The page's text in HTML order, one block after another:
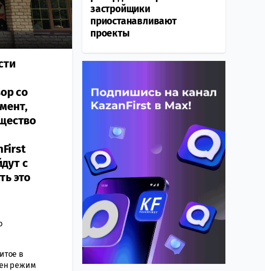
со
с
это
в
режим
застройщики
приостанавливают
проекты